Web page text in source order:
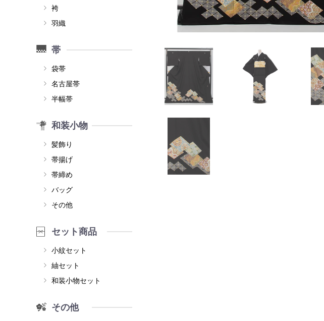
袴
羽織
帯
袋帯
名古屋帯
半幅帯
和装小物
髪飾り
帯揚げ
帯締め
バッグ
その他
セット商品
小紋セット
紬セット
和装小物セット
その他